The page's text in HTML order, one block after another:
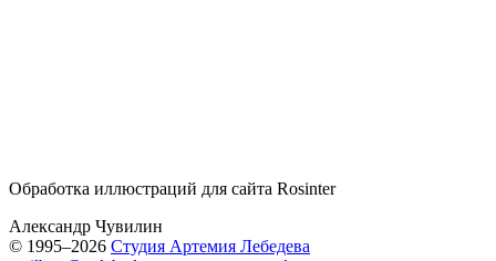
Обработка иллюстраций для сайта Rosinter
Александр Чувилин
© 1995–2026 Студия Артемия Лебедева